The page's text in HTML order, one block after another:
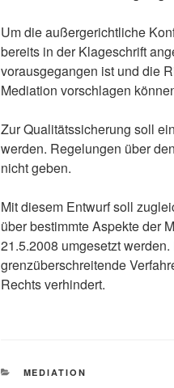
Um die außergerichtliche
bereits in der Klageschrift
vorausgegangen ist und die
Mediation vorschlagen
Zur Qualitätssicherung soll
werden. Regelungen über
nicht geben.
Mit diesem Entwurf soll
über bestimmte Aspekte der
21.5.2008 umgesetzt
grenzüberschreitende
Rechts verhindert.
KATEGORIEN
MEDIATION